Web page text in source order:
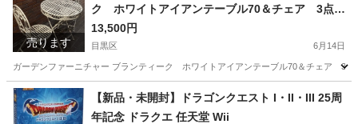
売ります
ク ホワイトアイアンテーブル70＆チェア 3点セ
ット】
13,500円
目黒区 6月14日
ガーデンファーニチャー ブランティーク ホワイトアイアンテーブル70＆チェア 3点
東京 目黒区 テーブル ガーデン
【新品・未開封】ドラゴンクエスト I・II・III 25周
年記念 ドラクエ 任天堂 Wii